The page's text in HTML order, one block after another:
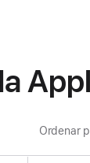
Ordenar